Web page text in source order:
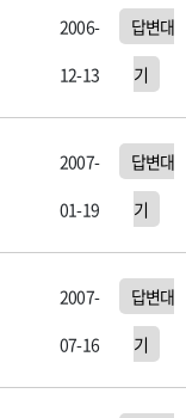
2006-
12-13
답변대
기
2007-
01-19
답변대
기
2007-
07-16
답변대
기